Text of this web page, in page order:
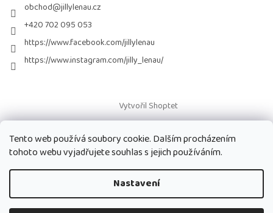
Tento web používá soubory cookie. Dalším procházením
tohoto webu vyjadřujete souhlas s jejich používáním.
Nastavení
obchod@jillylenau.cz
+420 702 095 053
https://www.facebook.com/jillylenau
https://www.instagram.com/jilly_lenau/
Vytvořil Shoptet
Copyright 2026Paruky Jilly Lenau s.r.o.. Všechna práva vyhrazena.